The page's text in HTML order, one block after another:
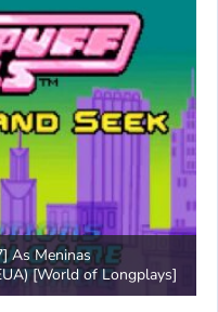
As Meninas
[World of Longplays]